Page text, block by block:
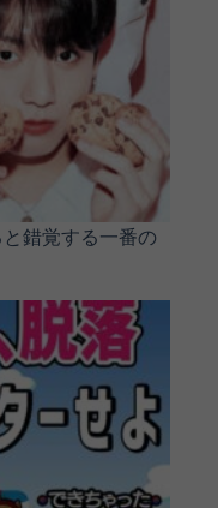
錯覚する一番の